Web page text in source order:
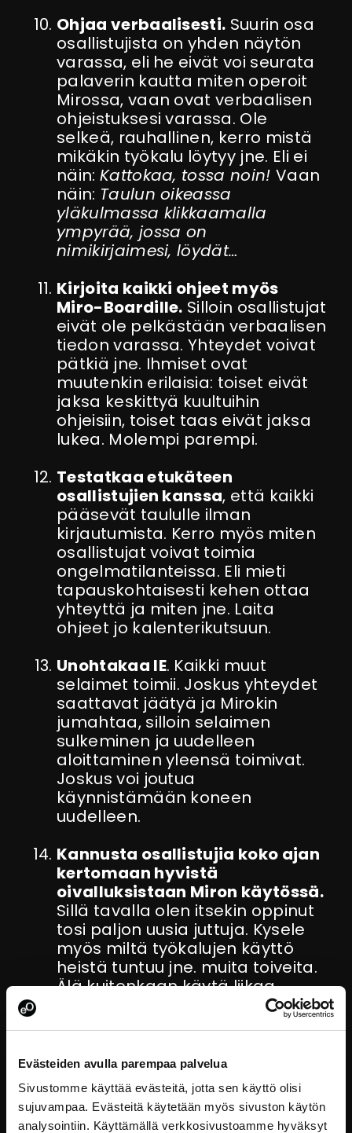
Evästeiden avulla parempaa palvelua
Sivustomme käyttää evästeitä, jotta sen käyttö olisi
sujuvampaa. Evästeitä käytetään myös sivuston käytön
analysointiin. Käyttämällä verkkosivustoamme hyväksyt
Ohjaa verbaalisesti. Suurin osa
osallistujista on yhden näytön
varassa, eli he eivät voi seurata
palaverin kautta miten operoit
Mirossa, vaan ovat verbaalisen
ohjeistuksesi varassa. Ole
selkeä, rauhallinen, kerro mistä
mikäkin työkalu löytyy jne. Eli ei
näin: Kattokaa, tossa noin! Vaan
näin: Taulun oikeassa
yläkulmassa klikkaamalla
ympyrää, jossa on
nimikirjaimesi, löydät…
Kirjoita kaikki ohjeet myös
Miro-Boardille. Silloin osallistujat
eivät ole pelkästään verbaalisen
tiedon varassa. Yhteydet voivat
pätkiä jne. Ihmiset ovat
muutenkin erilaisia: toiset eivät
jaksa keskittyä kuultuihin
ohjeisiin, toiset taas eivät jaksa
lukea. Molempi parempi.
Testatkaa etukäteen
osallistujien kanssa, että kaikki
pääsevät taululle ilman
kirjautumista. Kerro myös miten
osallistujat voivat toimia
ongelmatilanteissa. Eli mieti
tapauskohtaisesti kehen ottaa
yhteyttä ja miten jne. Laita
ohjeet jo kalenterikutsuun.
Unohtakaa IE. Kaikki muut
selaimet toimii. Joskus yhteydet
saattavat jäätyä ja Mirokin
jumahtaa, silloin selaimen
sulkeminen ja uudelleen
aloittaminen yleensä toimivat.
Joskus voi joutua
käynnistämään koneen
uudelleen.
Kannusta osallistujia koko ajan
kertomaan hyvistä
oivalluksistaan Miron käytössä.
Sillä tavalla olen itsekin oppinut
tosi paljon uusia juttuja. Kysele
myös miltä työkalujen käyttö
heistä tuntuu jne. muita toiveita.
Älä kuitenkaan käytä liikaa
avoimia kysymyksiä, vaan kerro
kysymykseesi, esim. Ne kenen
mielestä Miron käyttö on
helppoa, kirjoittakaa chattiin HEP
tms.